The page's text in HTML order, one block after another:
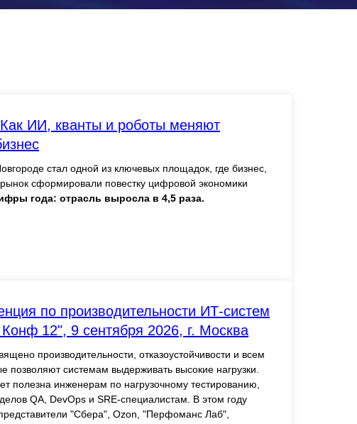
ИИ, кванты и роботы меняют
стал одной из ключевых площадок, где бизнес,
сформировали повестку цифровой экономики
года: отрасль выросла в 4,5 раза.
по производительности ИТ-систем
12", 9 сентября 2026, г. Москва
производительности, отказоустойчивости и всем
позволяют системам выдерживать высокие нагрузки.
полезна инженерам по нагрузочному тестированию,
QA, DevOps и SRE-специалистам. В этом году
"Сбера", Ozon, "Перфоманс Лаб",